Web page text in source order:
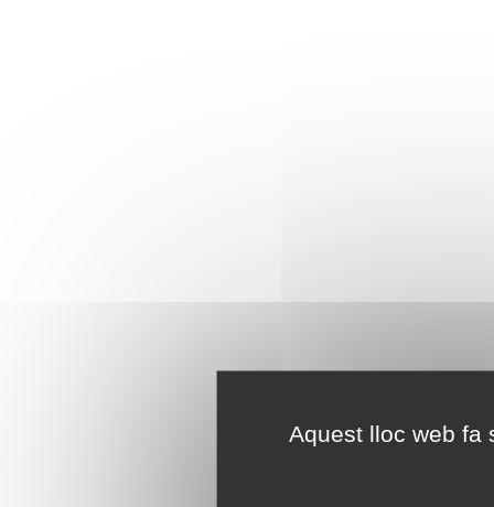
Aquest lloc web fa